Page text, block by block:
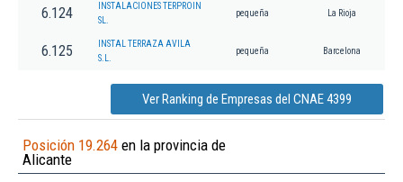
6.124
INSTALACIONES TERPROIN
SL.
pequeña La Rioja
6.125
INSTAL TERRAZA AVILA
S.L.
pequeña Barcelona
Ver Ranking de Empresas del CNAE 4399
Posición 19.264 en la provincia de
Alicante